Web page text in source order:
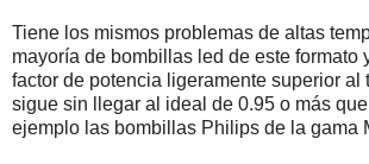
Tiene los mismos problemas de altas
mayoría de bombillas led de este formato
factor de potencia ligeramente superior al
sigue sin llegar al ideal de 0.95 o más
ejemplo las bombillas Philips de la gama